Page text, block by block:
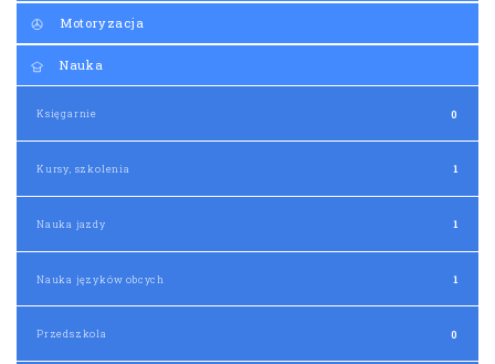
Motoryzacja
Nauka
Księgarnie 0
Kursy, szkolenia 1
Nauka jazdy 1
Nauka języków obcych 1
Przedszkola 0